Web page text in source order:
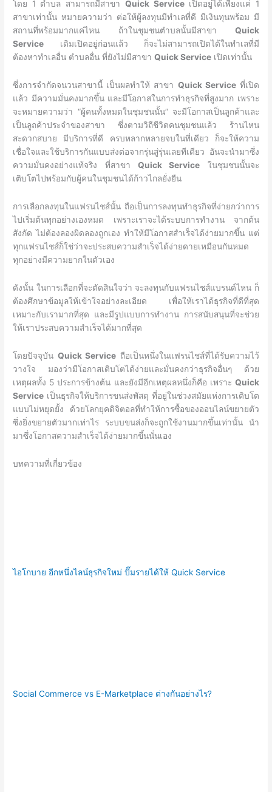
โดย 1 ตำบล สามารถมีสาขา Quick Serviceเปิดอยู่ได้เพียงแค่ 1
สาขาเท่านั้น หมายความว่า ต่อให้ผู้ลงทุนมีทำเลที่ดี มีเงินทุนพร้อม มี
สถานที่พร้อมมากแค่ไหน ถ้าในชุมชนตำบลนั้นมีสาขา Quick
Service เดิมเปิดอยู่ก่อนแล้ว ก็จะไม่สามารถเปิดได้ในทำเลที่มี
ต้องหาทำเลอื่น ตำบลอื่น ที่ยังไม่มีสาขาQuick Service เปิดเท่านั้น
ซึ่งการจำกัดจนวนสาขานี้ เป็นผลทำให้ สาขา Quick Serviceที่เปิด
แล้ว มีความมั่นคงมากขึ้น และมีโอกาสในการทำธุรกิจที่สูงมาก เพราะ
จะหมายความว่า “ผู้คนทั้งหมดในชุมชนนั้น” จะมีโอกาสเป็นลูกค้าและ
เป็นลูถค้าประจำของสาขา ซึ่งตามวิถีชีวิตคนชุมชนแล้ว ร้านไหน
สะดวกสบาย มีบริการที่ดี ครบหลากหลายจบในที่เดียว ก็จะให้ความ
เชื่อใจและใช้บริการกันแบบส่งต่อจากรุ่นสู่รุ่นเลยทีเดียว อันจะนำมาซึ่ง
ความมั่นคงอย่างแท้จริง ที่สาขา Quick Service ในชุมชนนั้นจะ
เติบโตไปพร้อมกับผู้คนในชุมชนได้ก้าวไกลยั่งยืน
การเลือกลงทุนในแฟรนไชส์นั้น ถือเป็นการลงทุนทำธุรกิจที่ง่ายกว่าการ
ไปเริ่มต้นทุกอย่างเองหมด เพราะเราจะได้ระบบการทำงาน จากต้น
สังกัด ไม่ต้องลองผิดลองถูกเอง ทำให้มีโอกาสสำเร็จได้ง่ายมากขึ้น แต่
ทุกแฟรนไชส์ก็ใช่ว่าจะประสบความสำเร็จได้ง่ายดายเหมือนกันหมด
ทุกอย่างมีความยากในตัวเอง
ดังนั้น ในการเลือกที่จะตัดสินใจว่า จะลงทุนกับแฟรนไชส์แบรนด์ไหน ก็
ต้องศึกษาข้อมูลให้เข้าใจอย่างละเอียด เพื่อให้เราได้ธุรกิจที่ดีที่สุด
เหมาะกับเรามากที่สุด และมีรูปแบบการทำงาน การสนับสนุนที่จะช่วย
ให้เราประสบความสำเร็จได้มากที่สุด
โดยปัจจุบัน Quick Service ถือเป็นหนึ่งในแฟรนไชส์ที่ได้รับความไว้
วางใจ มองว่ามีโอกาสเติบโตได้ง่ายและมั่นคงกว่าธุรกิจอื่นๆ ด้วย
เหตุผลทั้ง 5 ประการข้างต้น และยังมีอีกเหตุผลหนึ่งก็คือ เพราะ Quick
Service เป็นธุรกิจให้บริการขนส่งพัสดุ ที่อยู่ในช่วงสมัยแห่งการเติบโต
แบบไม่หยุดยั้ง ด้วยโลกยุคดิจิตอลที่ทำให้การซื้อของออนไลน์ขยายตัว
ซึ่งยิ่งขยายตัวมากเท่าไร ระบบขนส่งก็จะถูกใช้งานมากขึ้นเท่านั้น นำ
มาซึ่งโอกาสความสำเร็จได้ง่ายมากขึ้นนั่นเอง
บทความที่เกี่ยวข้อง
ไอโกบาย อีกหนึ่งไลน์ธุรกิจใหม่ ปั๊มรายได้ให้ Quick Service
Social Commerce vs E-Marketplace ต่างกันอย่างไร?